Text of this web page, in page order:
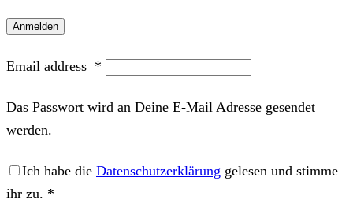
Anmelden
Email address *
Das Passwort wird an Deine E-Mail Adresse gesendet
werden.
Ich habe die Datenschutzerklärung gelesen und stimme
ihr zu. *